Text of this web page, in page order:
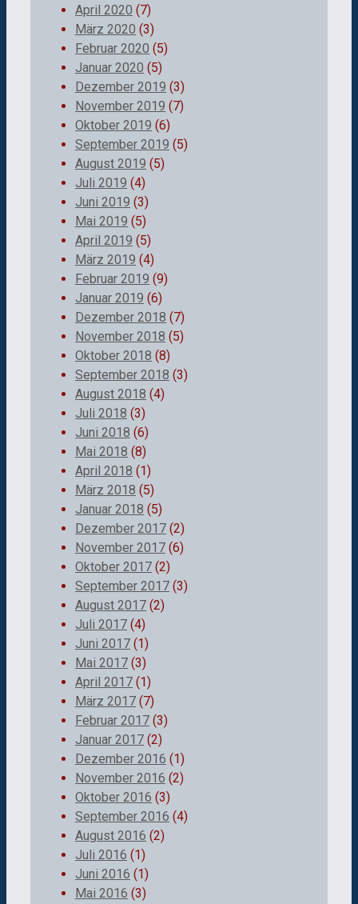
April 2020 (7)
März 2020 (3)
Februar 2020 (5)
Januar 2020 (5)
Dezember 2019 (3)
November 2019 (7)
Oktober 2019 (6)
September 2019 (5)
August 2019 (5)
Juli 2019 (4)
Juni 2019 (3)
Mai 2019 (5)
April 2019 (5)
März 2019 (4)
Februar 2019 (9)
Januar 2019 (6)
Dezember 2018 (7)
November 2018 (5)
Oktober 2018 (8)
September 2018 (3)
August 2018 (4)
Juli 2018 (3)
Juni 2018 (6)
Mai 2018 (8)
April 2018 (1)
März 2018 (5)
Januar 2018 (5)
Dezember 2017 (2)
November 2017 (6)
Oktober 2017 (2)
September 2017 (3)
August 2017 (2)
Juli 2017 (4)
Juni 2017 (1)
Mai 2017 (3)
April 2017 (1)
März 2017 (7)
Februar 2017 (3)
Januar 2017 (2)
Dezember 2016 (1)
November 2016 (2)
Oktober 2016 (3)
September 2016 (4)
August 2016 (2)
Juli 2016 (1)
Juni 2016 (1)
Mai 2016 (3)